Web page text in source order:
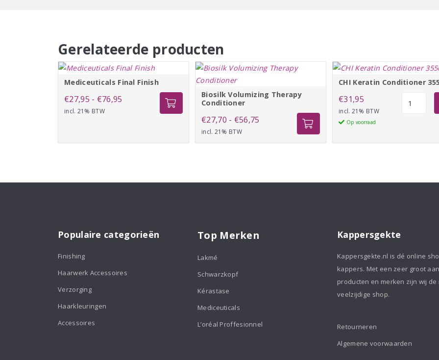
Gerelateerde producten
Mediceuticals Final Finish
€27,95 - €76,95
incl. 21% BTW
Biosilk Volumizing Therapy
Conditioner
€27,70 - €56,75
tot
incl. 21% BTW
CHI Keratin Conditioner
€31,95
incl. 21% BTW
Op voorraad
Populaire categorieën
Finishing
Haarwerk Accessoires
Verzorging
Haarkleuringen
Accessoires
Top Merken
Lakmé
Schwarzkopf
Kérastase
Mediceuticals
L’oréal Proffesionnel
Kappersgekte
Kappersgekte.nl is dé online
kappers. Met een zeer groot
producten en merken zijn wij de
veelzijdige shop.
Retourneren
Algemene voorwaarden